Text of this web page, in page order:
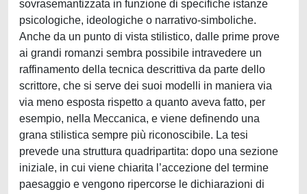
sovrasemantizzata in funzione di specifiche istanze
psicologiche, ideologiche o narrativo-simboliche.
Anche da un punto di vista stilistico, dalle prime prove
ai grandi romanzi sembra possibile intravedere un
raffinamento della tecnica descrittiva da parte dello
scrittore, che si serve dei suoi modelli in maniera via
via meno esposta rispetto a quanto aveva fatto, per
esempio, nella Meccanica, e viene definendo una
grana stilistica sempre più riconoscibile. La tesi
prevede una struttura quadripartita: dopo una sezione
iniziale, in cui viene chiarita l’accezione del termine
paesaggio e vengono ripercorse le dichiarazioni di